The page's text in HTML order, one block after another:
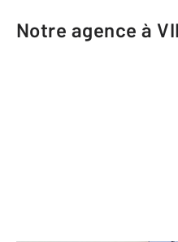
Notre agence à